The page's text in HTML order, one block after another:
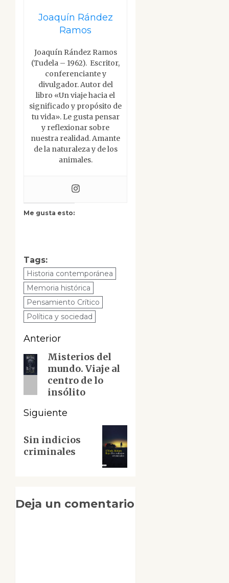
Joaquín Rández
Ramos
Joaquín Rández Ramos
(Tudela – 1962). Escritor,
conferenciante y
divulgador. Autor del
libro «Un viaje hacia el
significado y propósito de
tu vida». Le gusta pensar
y reflexionar sobre
nuestra realidad. Amante
de la naturaleza y de los
animales.
Me gusta esto:
Tags:
Historia contemporánea
Memoria histórica
Pensamiento Crítico
Política y sociedad
Navegación
de
entradas
Anterior
Entrada
anterior:
Misterios del
mundo. Viaje al
centro de lo
insólito
Siguiente
entrada:
Sin indicios
criminales
Deja un comentario